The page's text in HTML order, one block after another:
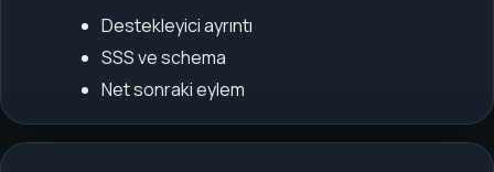
Destekleyici ayrıntı
SSS ve schema
Net sonraki eylem